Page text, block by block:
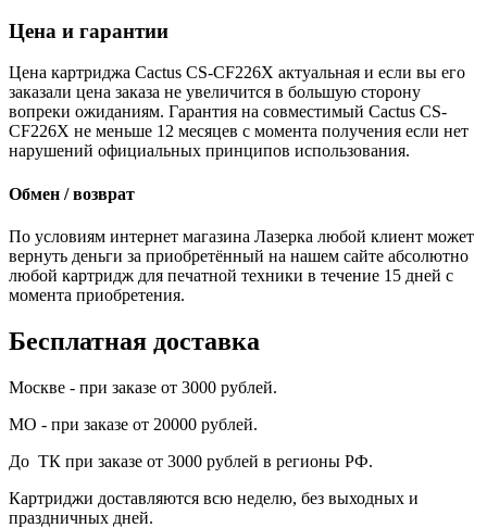
Цена и гарантии
Цена картриджа Cactus CS-CF226X актуальная и если вы его
заказали цена заказа не увеличится в большую сторону
вопреки ожиданиям. Гарантия на совместимый Cactus CS-
CF226X не меньше 12 месяцев с момента получения если нет
нарушений официальных принципов использования.
Обмен / возврат
По условиям интернет магазина Лазерка любой клиент может
вернуть деньги за приобретённый на нашем сайте абсолютно
любой картридж для печатной техники в течение 15 дней с
момента приобретения.
Бесплатная доставка
Москве - при заказе от 3000 рублей.
МО - при заказе от 20000 рублей.
До ТК при заказе от 3000 рублей в регионы РФ.
Картриджи доставляются всю неделю, без выходных и
праздничных дней.